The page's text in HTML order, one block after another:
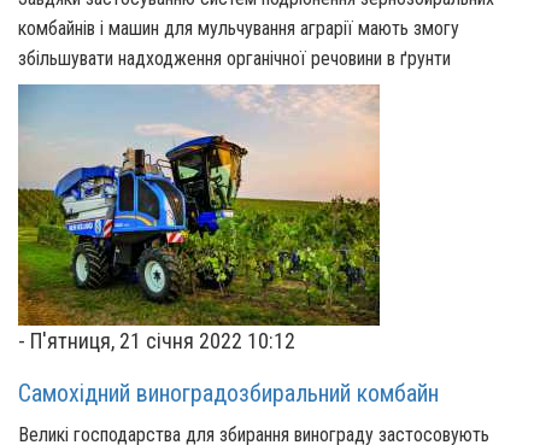
комбайнів і машин для мульчування аграрії мають змогу
збільшувати надходження органічної речовини в ґрунти
- П'ятниця, 21 січня 2022 10:12
Самохідний виноградозбиральний комбайн
Великі господарства для збирання винограду застосовують